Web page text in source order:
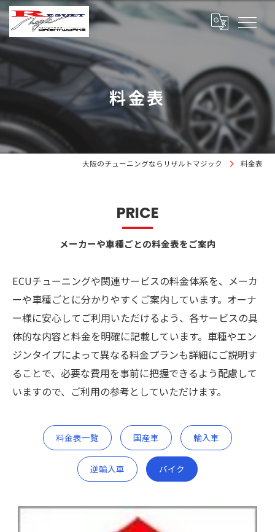
料金表
大阪のチューニングならリザルトマジック 料金表
PRICE
メーカーや車種ごとの料金表をご案内
ECUチューニングや関連サービスの料金体系を、メーカ
ーや車種ごとに分かりやすくご案内しています。オーナ
ー様に安心してご利用いただけるよう、各サービスの具
体的な内容と料金を明確に記載しています。車種やエン
ジンタイプによって異なる料金プランも詳細にご説明す
ることで、必要な費用を事前に把握できるよう配慮して
いますので、ご利用の参考としていただけます。
料金表一覧 国産車 輸入車
逆輸入車 バイク